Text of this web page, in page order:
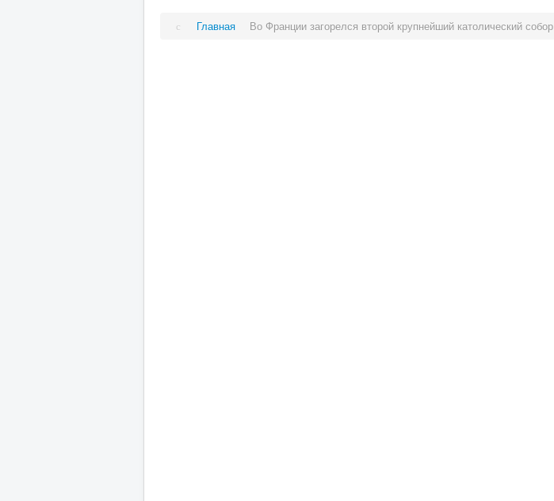
Главная Во Франции загорелся второй крупнейший католический собор